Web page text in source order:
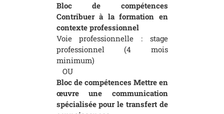
Bloc de compétences
Contribuer à la formation en
contexte professionnel
Voie professionnelle : stage
professionnel (4 mois
minimum)
OU
Bloc de compétences Mettre en
œuvre une communication
spécialisée pour le transfert de